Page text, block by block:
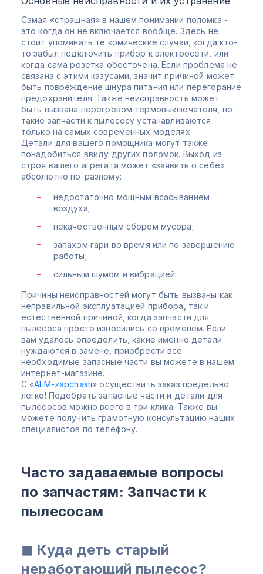
Самая «страшная» в нашем понимании поломка -
это когда он не включается вообще. Здесь не
стоит упоминать те комические случаи, когда кто-
то забыл подключить прибор к электросети, или
когда сама розетка обесточена. Если проблема не
связана с этими казусами, значит причиной может
быть повреждение шнура питания или перегорание
предохранителя. Также неисправность может
быть вызвана перегревом термовыключателя, но
такие запчасти к пылесосу устанавливаются
только на самых современных моделях.
Детали для вашего помощника могут также
понадобиться ввиду других поломок. Выход из
строя вашего агрегата может «заявить о себе»
абсолютно по-разному:
недостаточно мощным всасыванием
воздуха;
некачественным сбором мусора;
запахом гари во время или по завершению
работы;
сильным шумом и вибрацией.
Причины неисправностей могут быть вызваны как
неправильной эксплуатацией прибора, так и
естественной причиной, когда запчасти для
пылесоса просто износились со временем. Если
вам удалось определить, какие именно детали
нуждаются в замене, приобрести все
необходимые запасные части вы можете в нашем
интернет-магазине.
С «ALM-zapchasti» осуществить заказ предельно
легко! Подобрать запасные части и детали для
пылесосов можно всего в три клика. Также вы
можете получить грамотную консультацию наших
специалистов по телефону.
Часто задаваемые вопросы
по запчастям: Запчасти к
пылесосам
◼ Куда деть старый
неработающий пылесос?